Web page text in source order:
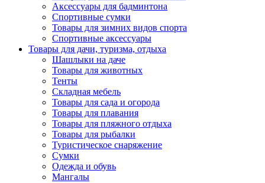
Аксессуары для бадминтона
Спортивные сумки
Товары для зимних видов спорта
Спортивные аксессуары
Товары для дачи, туризма, отдыха
Шашлыки на даче
Товары для животных
Тенты
Складная мебель
Товары для сада и огорода
Товары для плавания
Товары для пляжного отдыха
Товары для рыбалки
Туристическое снаряжение
Сумки
Одежда и обувь
Мангалы